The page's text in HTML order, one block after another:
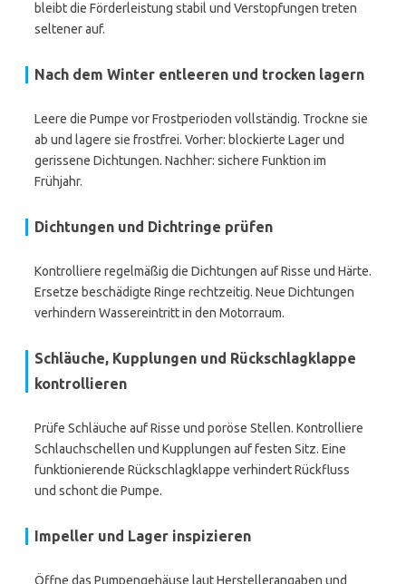
bleibt die Förderleistung stabil und Verstopfungen treten
seltener auf.
Nach dem Winter entleeren und trocken lagern
Leere die Pumpe vor Frostperioden vollständig. Trockne sie
ab und lagere sie frostfrei. Vorher: blockierte Lager und
gerissene Dichtungen. Nachher: sichere Funktion im
Frühjahr.
Dichtungen und Dichtringe prüfen
Kontrolliere regelmäßig die Dichtungen auf Risse und Härte.
Ersetze beschädigte Ringe rechtzeitig. Neue Dichtungen
verhindern Wassereintritt in den Motorraum.
Schläuche, Kupplungen und Rückschlagklappe
kontrollieren
Prüfe Schläuche auf Risse und poröse Stellen. Kontrolliere
Schlauchschellen und Kupplungen auf festen Sitz. Eine
funktionierende Rückschlagklappe verhindert Rückfluss
und schont die Pumpe.
Impeller und Lager inspizieren
Öffne das Pumpengehäuse laut Herstellerangaben und